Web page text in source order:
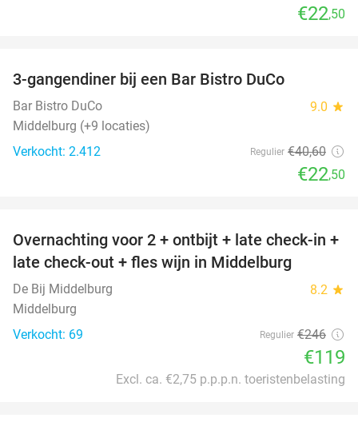
€22,50
3-gangendiner bij een Bar Bistro DuCo
Bar Bistro DuCo 9.0 star
Middelburg (+9 locaties)
Verkocht: 2.412
Regulier €40,60
€22,50
52%
Overnachting voor 2 + ontbijt + late check-in +
late check-out + fles wijn in Middelburg
De Bij Middelburg 8.2 star
Middelburg
Verkocht: 69
Regulier €246
€119
Excl. ca. €2,75 p.p.p.n. toeristenbelasting